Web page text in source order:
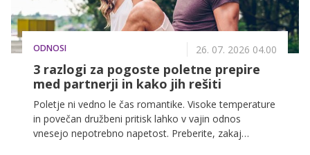
ODNOSI 26. 07. 2026 04.00
3 razlogi za pogoste poletne prepire
med partnerji in kako jih rešiti
Poletje ni vedno le čas romantike. Visoke temperature
in povečan družbeni pritisk lahko v vajin odnos
vnesejo nepotrebno napetost. Preberite, zakaj